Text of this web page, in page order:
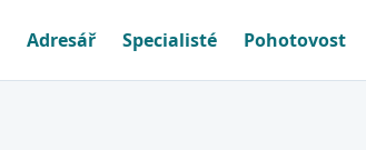
Adresář Specialisté Pohotovost